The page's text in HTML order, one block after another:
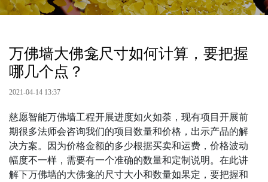
万佛墙大佛龛尺寸如何计算，要把握
哪几个点？
2021-04-14 13:37
慈愿智能万佛墙工程开展进度如火如荼，现有项目开展前
期很多法师会咨询我们的项目数量和价格，出示产品的解
决方案。因为价格金额的多少根据买卖和运费，价格波动
幅度不一样，需要有一个准确的数量和定制说明。在此讲
解下万佛墙的大佛龛的尺寸大小和数量如果定，要把握和